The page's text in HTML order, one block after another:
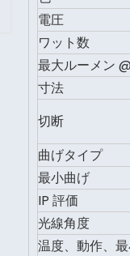
電圧
ワット数
最大ルーメン
寸法
切断
曲げタイプ
最小曲げ
IP 評価
光線角度
温度、動作、